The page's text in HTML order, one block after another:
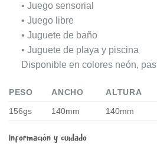
• Juego sensorial
• Juego libre
• Juguete de baño
• Juguete de playa y piscina
Disponible en colores neón,
PESO ANCHO ALTURA
156gs
140mm 140mm
Información y cuidado